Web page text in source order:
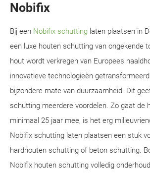
Nobifix
Bij een Nobifix schutting laten plaatsen in
een luxe houten schutting van ongekende
hout wordt verkregen van Europees
innovatieve technologieën
bijzondere mate van duurzaamheid. Dit
schutting meerdere voordelen. Zo gaat de
minimaal 25 jaar mee, is het erg
Nobifix schutting laten plaatsen een stuk
hardhouten schutting of beton schutting.
Nobifix houten schutting volledig